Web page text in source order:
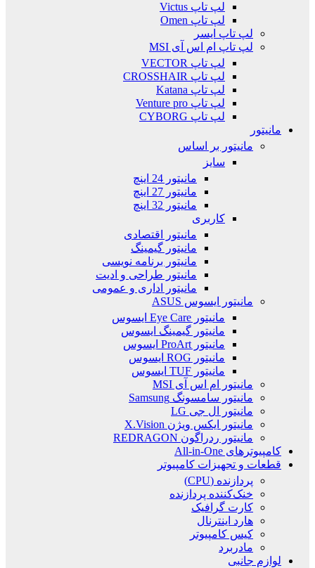
لپ تاپ Victus
لپ تاپ Omen
لپ تاپ ایسر
لپ تاپ ام اس آی MSI
لپ تاپ VECTOR
لپ تاپ CROSSHAIR
لپ تاپ Katana
لپ تاپ Venture pro
لپ تاپ CYBORG
مانیتور
مانیتور بر اساس
سایز
مانیتور 24 اینچ
مانیتور 27 اینچ
مانیتور 32 اینچ
کاربری
مانیتور اقتصادی
مانیتور گیمینگ
مانیتور برنامه نویسی
مانیتور طراحی و ادیت
مانیتور اداری و عمومی
مانیتور ایسوس ASUS
مانیتور Eye Care ایسوس
مانیتور گیمینگ ایسوس
مانیتور ProArt ایسوس
مانیتور ROG ایسوس
مانیتور TUF ایسوس
مانیتور ام اس آی MSI
مانیتور سامسونگ Samsung
مانیتور ال جی LG
مانیتور ایکس ویژن X.Vision
مانیتور ردراگون REDRAGON
کامپیوترهای All-in-One
قطعات و تجهیزات کامپیوتر
پردازنده (CPU)
خنک‌کننده پردازنده
کارت گرافیک
هارد اینترنال
کیس کامپیوتر
مادربرد
لوازم جانبی